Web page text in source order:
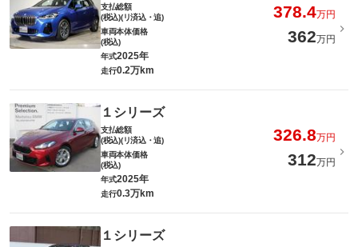
支払総額
(税込)(リ済込・追)
378.4万円
車両本体価格
(税込)
362万円
年式2025年
走行0.2万km
１シリーズ
支払総額
(税込)(リ済込・追)
326.8万円
車両本体価格
(税込)
312万円
年式2025年
走行0.3万km
１シリーズ